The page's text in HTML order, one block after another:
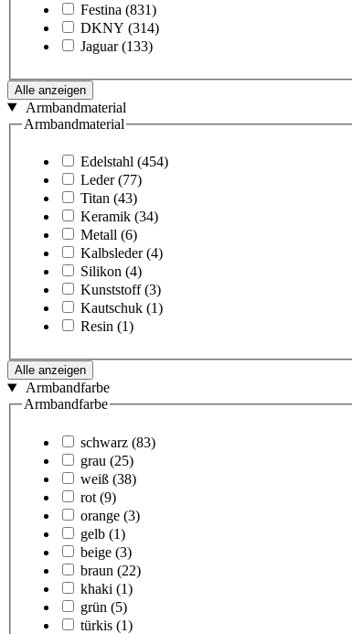
Festina (831)
DKNY (314)
Jaguar (133)
Alle anzeigen
Armbandmaterial
Armbandmaterial
Edelstahl (454)
Leder (77)
Titan (43)
Keramik (34)
Metall (6)
Kalbsleder (4)
Silikon (4)
Kunststoff (3)
Kautschuk (1)
Resin (1)
Alle anzeigen
Armbandfarbe
Armbandfarbe
schwarz (83)
grau (25)
weiß (38)
rot (9)
orange (3)
gelb (1)
beige (3)
braun (22)
khaki (1)
grün (5)
türkis (1)